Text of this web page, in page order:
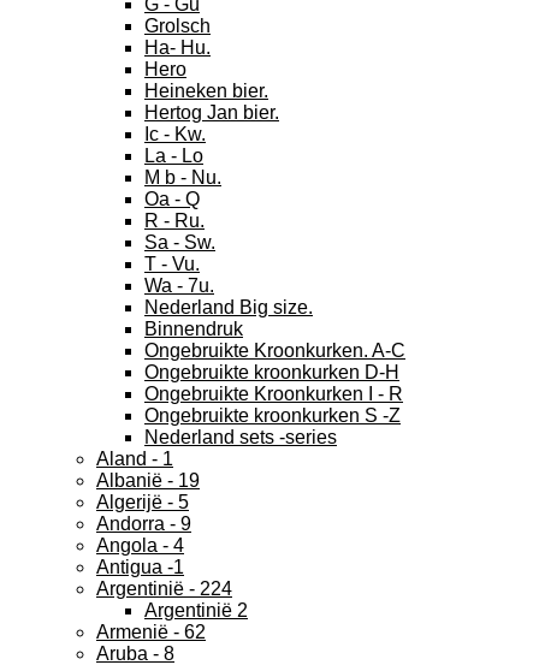
G - Gu
Grolsch
Ha- Hu.
Hero
Heineken bier.
Hertog Jan bier.
Ic - Kw.
La - Lo
M b - Nu.
Oa - Q
R - Ru.
Sa - Sw.
T - Vu.
Wa - 7u.
Nederland Big size.
Binnendruk
Ongebruikte Kroonkurken. A-C
Ongebruikte kroonkurken D-H
Ongebruikte Kroonkurken I - R
Ongebruikte kroonkurken S -Z
Nederland sets -series
Aland - 1
Albanië - 19
Algerijë - 5
Andorra - 9
Angola - 4
Antigua -1
Argentinië - 224
Argentinië 2
Armenië - 62
Aruba - 8